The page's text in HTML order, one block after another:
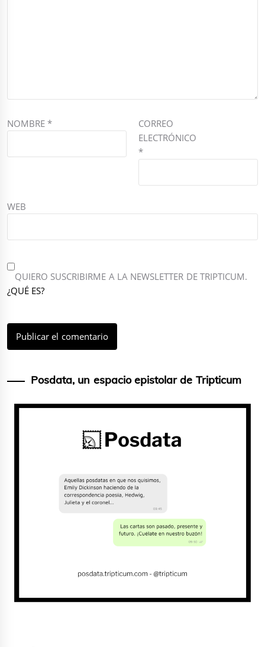
NOMBRE*
CORREO
ELECTRÓNICO
*
WEB
QUIERO SUSCRIBIRME A LA NEWSLETTER DE TRIPTICUM.
¿QUÉ ES?
Posdata, un espacio epistolar de Tripticum